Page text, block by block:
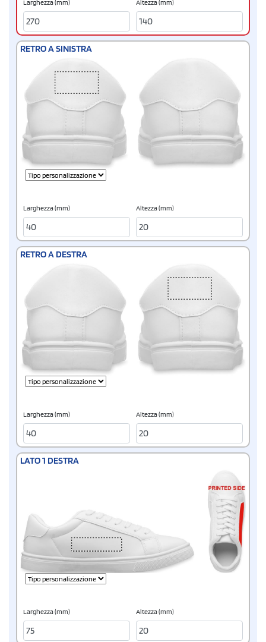
Larghezza (mm) Altezza (mm)
RETRO A SINISTRA
Larghezza (mm) Altezza (mm)
RETRO A DESTRA
Larghezza (mm) Altezza (mm)
LATO 1 DESTRA
Larghezza (mm) Altezza (mm)